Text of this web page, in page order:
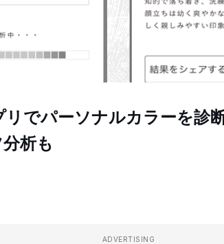
でパーソナルカラーを診
析も
ADVERTISING